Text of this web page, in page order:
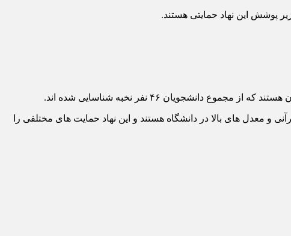
۴۶ نفر نخبه شناسایی شده اند.
و معدل های بالا در دانشگاه هستند و این نهاد حمایت های مختلفی را